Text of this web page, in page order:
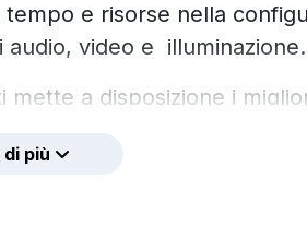
tempo e risorse nella
audio, video e illuminazione.
mette a disposizione i
più